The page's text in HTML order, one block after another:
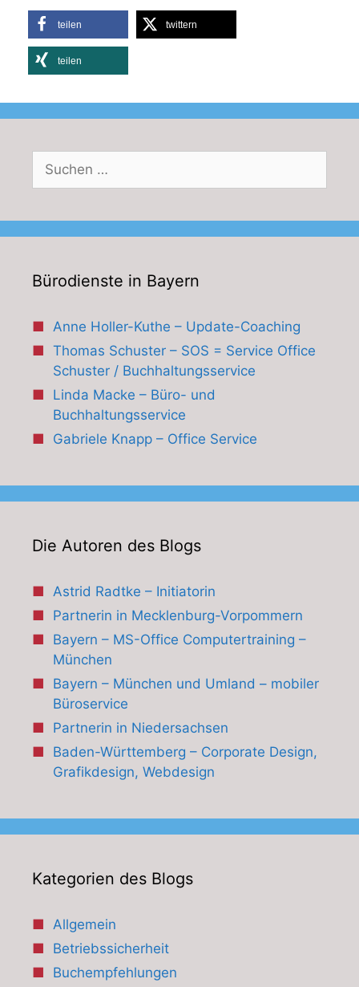
teilen twittern
teilen
nach:
Bürodienste in Bayern
Anne Holler-Kuthe – Update-Coaching
Thomas Schuster – SOS = Service Office
Schuster / Buchhaltungsservice
Linda Macke – Büro- und
Buchhaltungsservice
Gabriele Knapp – Office Service
Die Autoren des Blogs
Astrid Radtke – Initiatorin
Partnerin in Mecklenburg-Vorpommern
Bayern – MS-Office Computertraining –
München
Bayern – München und Umland – mobiler
Büroservice
Partnerin in Niedersachsen
Baden-Württemberg – Corporate Design,
Grafikdesign, Webdesign
Kategorien des Blogs
Allgemein
Betriebssicherheit
Buchempfehlungen